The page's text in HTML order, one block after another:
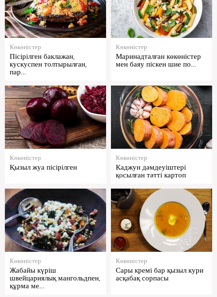
Көкөністер
Пісірілген баклажан,
кускуспен толтырылған,
пар…
Көкөністер
Маринадталған көкөністер
мен баяу піскен шие по…
Көкөністер
Қызыл жуа пісірілген
Көкөністер
Каджун дәмдеуіштері
қосылған тәтті картоп
Көкөністер
Жабайы күріш
швейцариялық мангольдпен,
құрма ме…
Көкөністер
Сары кремі бар қызыл кури
асқабақ сорпасы